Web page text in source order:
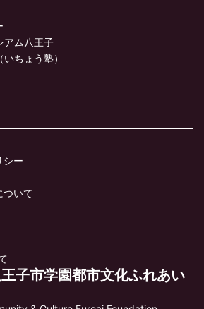
アム八王子
ちょう塾）
シー
ついて
子市学園都市文化ふれあい